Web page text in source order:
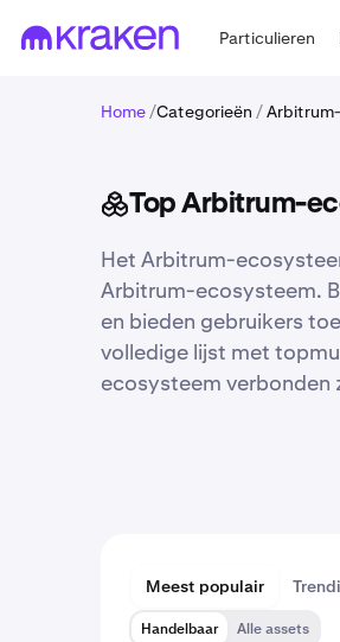
Particulieren
Home/Categorieën /
Top Arbitrum-
Het Arbitrum-
Arbitrum-ecosysteem.
en bieden gebruikers
volledige lijst met
ecosysteem verbonden
Meest populair
Handelbaar Alle assets